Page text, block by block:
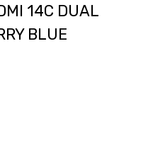
14C DUAL
BLUE